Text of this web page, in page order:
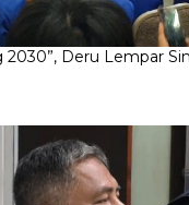
2030”, Deru Lempar